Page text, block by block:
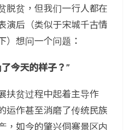
脱贫，但我们一行人都在
演后（类似于宋城千古情
）想问一个问题：
今天的样子？”
扶贫过程中起着主导作
运作甚至消磨了传统民族
，如今的肇兴侗寨景区内